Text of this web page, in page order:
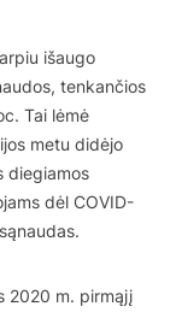
išaugo
tenkančios
Tai lėmė
metu didėjo
diegiamos
dėl COVID-
2020 m. pirmąjį